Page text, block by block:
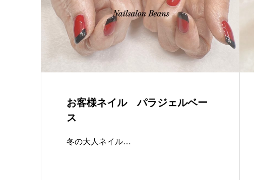
お客様ネイル パラジェルベー
ス
冬の大人ネイル…